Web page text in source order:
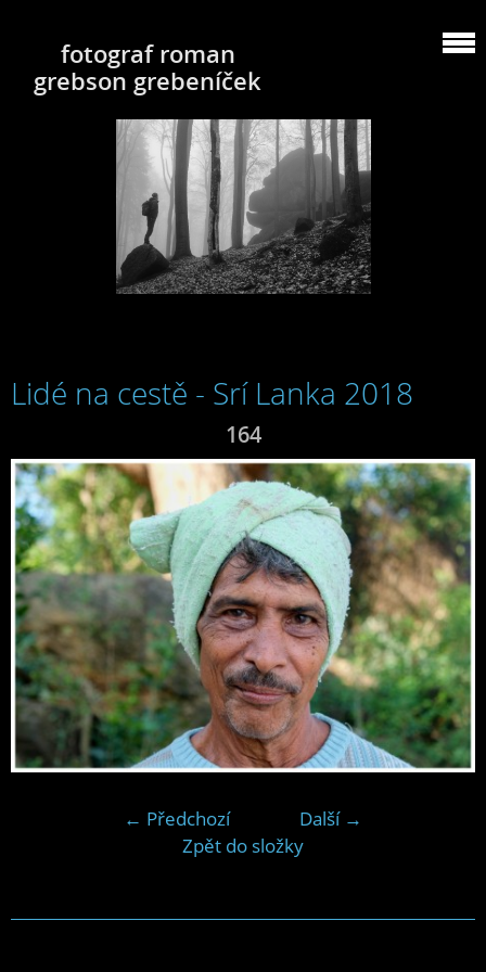
fotograf roman
grebson grebeníček
Lidé na cestě - Srí Lanka 2018
164
← Předchozí
Další →
Zpět do složky